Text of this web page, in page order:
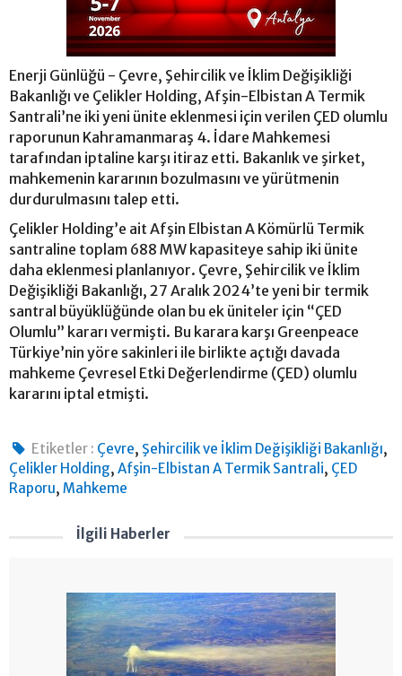
Enerji Günlüğü - Çevre, Şehircilik ve İklim Değişikliği
Bakanlığı ve Çelikler Holding, Afşin-Elbistan A Termik
Santrali’ne iki yeni ünite eklenmesi için verilen ÇED olumlu
raporunun Kahramanmaraş 4. İdare Mahkemesi
tarafından iptaline karşı itiraz etti. Bakanlık ve şirket,
mahkemenin kararının bozulmasını ve yürütmenin
durdurulmasını talep etti.
Çelikler Holding’e ait Afşin Elbistan A Kömürlü Termik
santraline toplam 688 MW kapasiteye sahip iki ünite
daha eklenmesi planlanıyor. Çevre, Şehircilik ve İklim
Değişikliği Bakanlığı, 27 Aralık 2024’te yeni bir termik
santral büyüklüğünde olan bu ek üniteler için “ÇED
Olumlu” kararı vermişti. Bu karara karşı Greenpeace
Türkiye’nin yöre sakinleri ile birlikte açtığı davada
mahkeme Çevresel Etki Değerlendirme (ÇED) olumlu
kararını iptal etmişti.
Etiketler : Çevre, Şehircilik ve İklim Değişikliği Bakanlığı,
Çelikler Holding, Afşin-Elbistan A Termik Santrali, ÇED
Raporu, Mahkeme
İlgili Haberler